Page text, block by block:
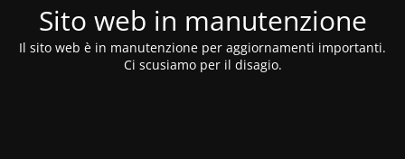
Sito web in manutenzione
Il sito web è in manutenzione per aggiornamenti importanti.
Ci scusiamo per il disagio.